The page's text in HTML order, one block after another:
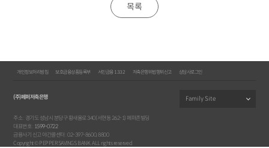
목록
개인정보처리방침 보호금융상품등록부 서민금융 1332 저축은행위법행위신고 상담사로그인
(주)페퍼저축은행
주소 : 경기도 성남시 분당구 황새울로 340(서현동 262-1) 페퍼존빌딩
대표번호 : 1599-0722
금융사기 신고 야간콜센터 : 02-397-8600, 8800
Copyright © PEPPER SAVINGS BANK. ALL rights reserved.